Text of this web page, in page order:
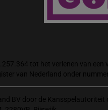
tot het verlenen van een
van Nederland onder
BV door de Kansspelautoriteit